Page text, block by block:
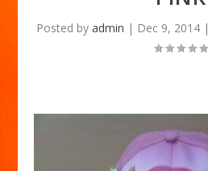
Posted by admin | Dec 9, 2014|